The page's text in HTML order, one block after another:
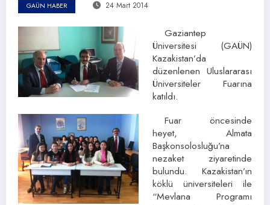
GAÜN HABER 24 Mart 2014
Gaziantep
Üniversitesi (GAÜN)
Kazakistan’da
düzenlenen Uluslararası
Üniversiteler Fuarına
katıldı.
Fuar öncesinde
heyet, Almata
Başkonsolosluğu’na
nezaket ziyaretinde
bulundu. Kazakistan’ın
köklü üniversiteleri ile
“Mevlana Programı